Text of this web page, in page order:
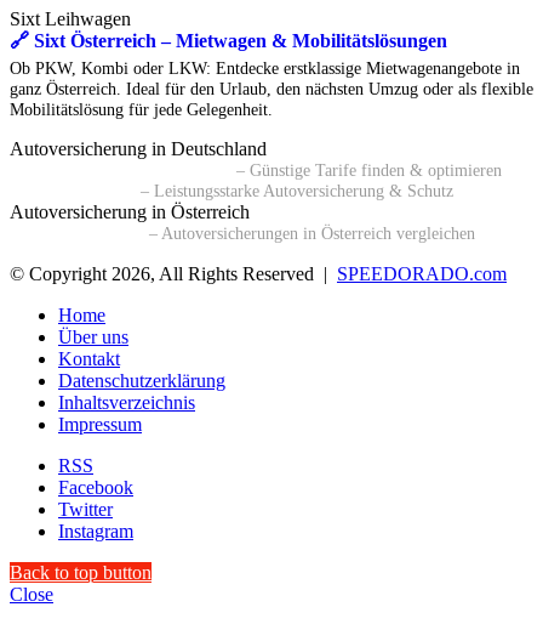
Sixt Leihwagen
🔗 Sixt Österreich – Mietwagen & Mobilitätslösungen
Ob PKW, Kombi oder LKW: Entdecke erstklassige Mietwagenangebote in
ganz Österreich. Ideal für den Urlaub, den nächsten Umzug oder als flexible
Mobilitätslösung für jede Gelegenheit.
Autoversicherung in Deutschland
– Günstige Tarife finden & optimieren
– Leistungsstarke Autoversicherung & Schutz
Autoversicherung in Österreich
– Autoversicherungen in Österreich vergleichen
© Copyright 2026, All Rights Reserved | SPEEDORADO.com
Home
Über uns
Kontakt
Datenschutzerklärung
Inhaltsverzeichnis
Impressum
RSS
Facebook
Twitter
Instagram
Back to top button
Close